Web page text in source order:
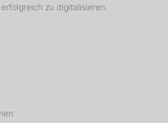
zu digitalisieren.